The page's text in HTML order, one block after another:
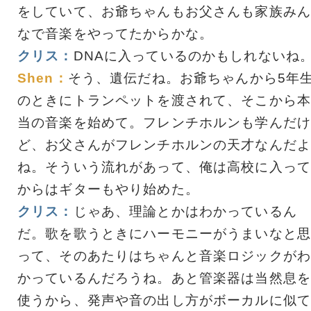
をしていて、お爺ちゃんもお父さんも家族みん
なで音楽をやってたからかな。
クリス： DNAに入っているのかもしれないね
Shen： そう、遺伝だね。お爺ちゃんから5年
のときにトランペットを渡されて、そこから本
当の音楽を始めて。フレンチホルンも学んだけ
ど、お父さんがフレンチホルンの天才なんだよ
ね。そういう流れがあって、俺は高校に入って
からはギターもやり始めた。
クリス：
じゃあ、理論とかはわかっているん
だ。歌を歌うときにハーモニーがうまいなと思
って、そのあたりはちゃんと音楽ロジックがわ
かっているんだろうね。あと管楽器は当然息を
使うから、発声や音の出し方がボーカルに似て